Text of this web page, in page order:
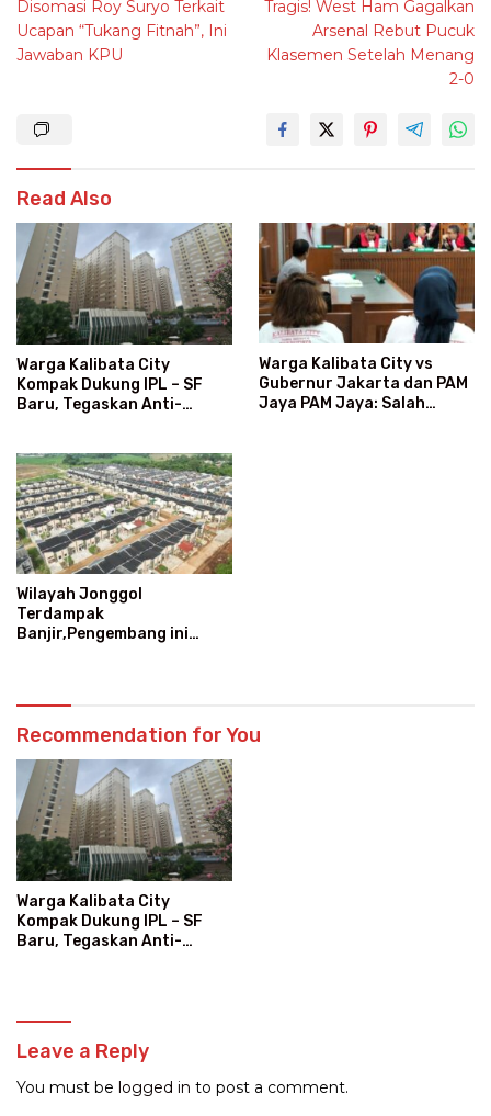
navigation
Disomasi Roy Suryo Terkait
Ucapan “Tukang Fitnah”, Ini
Jawaban KPU
Tragis! West Ham Gagalkan
Arsenal Rebut Pucuk
Klasemen Setelah Menang
2-0
Read Also
Warga Kalibata City
Kompak Dukung IPL – SF
Baru, Tegaskan Anti-
Warga Kalibata City vs
Gubernur Jakarta dan PAM
Jaya PAM Jaya: Salah
Wilayah Jonggol
Terdampak
Banjir,Pengembang ini
Recommendation for You
Warga Kalibata City
Kompak Dukung IPL – SF
Baru, Tegaskan Anti-
Leave a Reply
You must be logged in to post a comment.